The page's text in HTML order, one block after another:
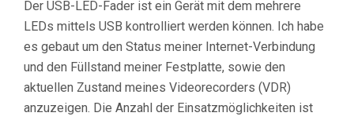
Der USB-LED-Fader ist ein Gerät mit dem mehrere
LEDs mittels USB kontrolliert werden können. Ich habe
es gebaut um den Status meiner Internet-Verbindung
und den Füllstand meiner Festplatte, sowie den
aktuellen Zustand meines Videorecorders (VDR)
anzuzeigen. Die Anzahl der Einsatzmöglichkeiten ist